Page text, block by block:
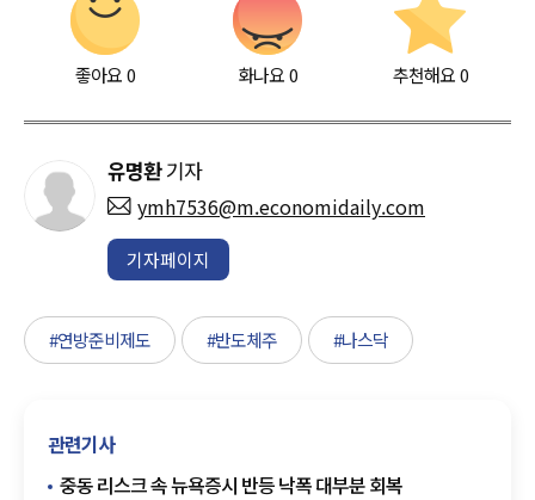
좋아요0 화나요0 추천해요 0
유명환기자
ymh7536@m.economidaily.com
기자페이지
#연방준비제도 #반도체주 #나스닥
관련기사
중동 리스크 속 뉴욕증시 반등 낙폭 대부분 회복